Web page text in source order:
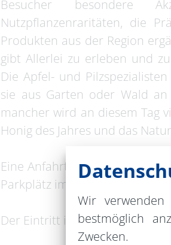
Besucher besondere
Nutzpflanzenraritäten, die
Produkten aus der Region
gibt Allerlei zu erleben und
Die Apfel- und
sie aus Garten oder Wald
mancher wird an diesem Tag
Honig des Jahres und das
Eine Anfahrt mit dem Fahrrad
Parkplätz im benachbarten
Der Eintritt ist frei.
Wir
bestmöglich
Zwecken.